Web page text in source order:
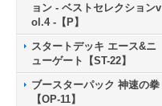
ョン - ベストセレクションv
ol.4 -【P】
スタートデッキ エース&ニ
ューゲート【ST-22】
ブースターパック 神速の拳
【OP-11】